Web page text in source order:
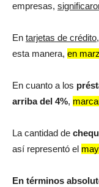
empresas,
En tarjetas de crédito
esta manera, en
En cuanto a los
arriba del 4%,
La cantidad de
así representó el
En términos